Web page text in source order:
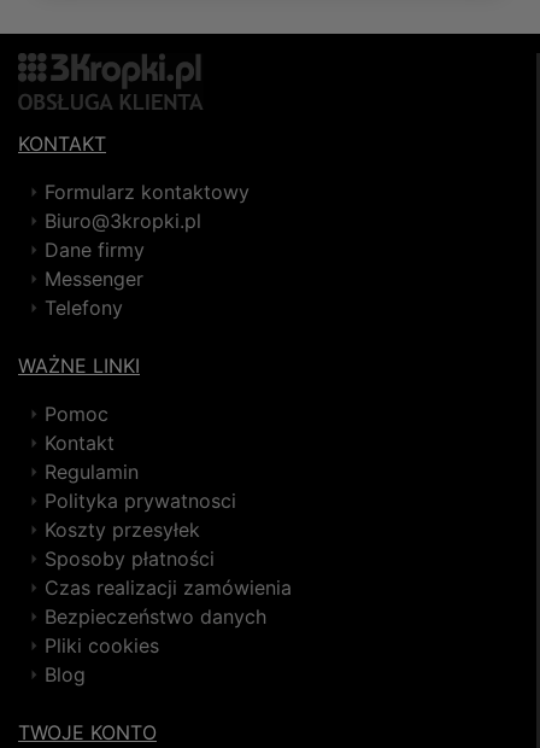
KONTAKT
Formularz kontaktowy
Biuro@3kropki.pl
Dane firmy
Messenger
Telefony
WAŻNE LINKI
Pomoc
Kontakt
Regulamin
Polityka prywatnosci
Koszty przesyłek
Sposoby płatności
Czas realizacji zamówienia
Bezpieczeństwo danych
Pliki cookies
Blog
TWOJE KONTO